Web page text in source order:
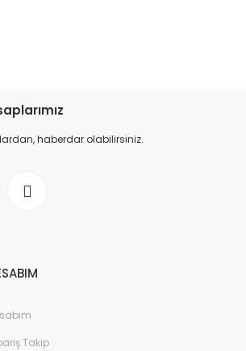
haberdar olabilirsiniz.
Takip